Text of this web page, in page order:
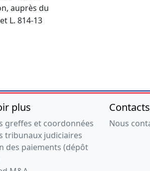
auprès du
L. 814-13
plus
greffes et coordonnées
tribunaux judiciaires
des paiements (dépôt
Contacts
Nous